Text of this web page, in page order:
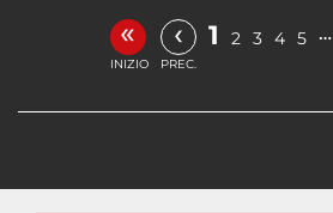
«
INIZIO
‹
PREC.
1 2 3 4 5 …